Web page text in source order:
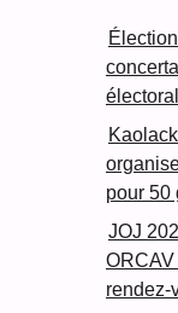
électoral
pour 50
JOJ
ORCAV
rendez-